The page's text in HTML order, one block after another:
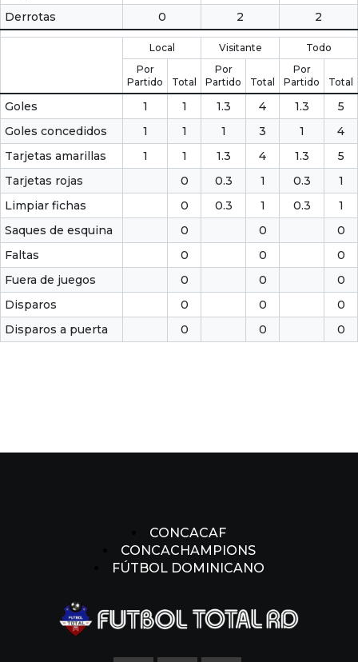
Derrotas
0 2 2
Local Visitante
Todo
Por
Partido
Total
Por
Partido
Total
Por
Partido
Total
Goles 1 1 1.3 4 1.3
5
Goles concedidos
1 1 1 3 1
4
Tarjetas amarillas
1 1 1.3 4 1.3
5
Tarjetas rojas
0 0.3 1 0.3
1
Limpiar fichas
0 0.3 1 0.3
1
Saques de esquina
0 0
0
Faltas
0 0
0
Fuera de juegos
0 0
0
Disparos
0 0
0
Disparos a puerta
0 0 0
CONCACAF
CONCACHAMPIONS
FÚTBOL DOMINICANO